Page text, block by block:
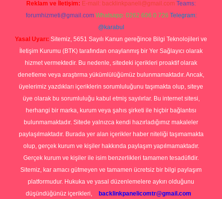
Reklam ve İletişim: E-mail: backlinkpaneli@gmail.com Teams:
forumhizmeti@gmail.com Whatsapp: 0262 606 0 726 Telegram:
@karabul
Yasal Uyarı: Sitemiz, 5651 Sayılı Kanun gereğince Bilgi Teknolojileri ve
İletişim Kurumu (BTK) tarafından onaylanmış bir Yer Sağlayıcı olarak
hizmet vermektedir. Bu nedenle, sitedeki içerikleri proaktif olarak
denetleme veya araştırma yükümlülüğümüz bulunmamaktadır. Ancak,
üyelerimiz yazdıkları içeriklerin sorumluluğunu taşımakta olup, siteye
üye olarak bu sorumluluğu kabul etmiş sayılırlar. Bu internet sitesi,
herhangi bir marka, kurum veya şahıs şirketi ile hiçbir bağlantısı
bulunmamaktadır. Sitede yalnızca kendi hazırladığımız makaleler
paylaşılmaktadır. Burada yer alan içerikler haber niteliği taşımamakta
olup, gerçek kurum ve kişiler hakkında paylaşım yapılmamaktadır.
Gerçek kurum ve kişiler ile isim benzerlikleri tamamen tesadüfidir.
Sitemiz, kar amacı gütmeyen ve tamamen ücretsiz bir bilgi paylaşım
platformudur. Hukuka ve yasal düzenlemelere aykırı olduğunu
düşündüğünüz içerikleri,
backlinkpanelicomtr@gmail.com